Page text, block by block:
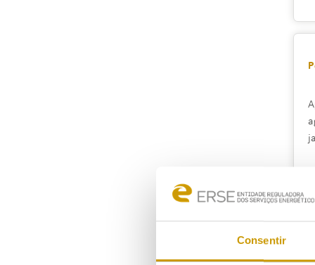
Consentir